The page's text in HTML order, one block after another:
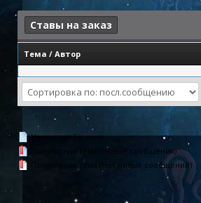
Ставы на заказ
Тема / Автор
Новые сообщения
Популярная тема (Новые сообщения)
Популярная тема (Нет новых сообщений)